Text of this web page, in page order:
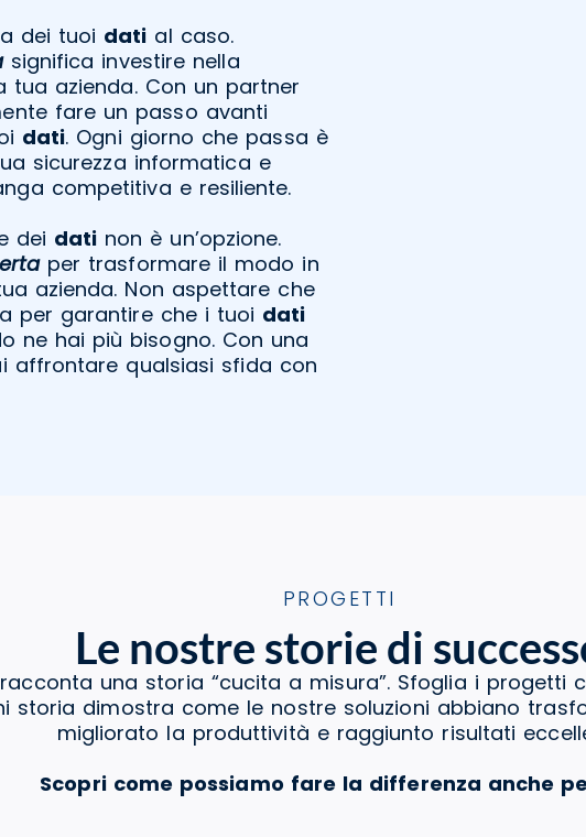
dei tuoi dati al caso.
significa investire nella
tua azienda. Con un partner
fare un passo avanti
dati. Ogni giorno che passa è
sicurezza informatica e
competitiva e resiliente.
dei dati non è un’opzione.
per trasformare il modo in
azienda. Non aspettare che
per garantire che i tuoi dati
ne hai più bisogno. Con una
affrontare qualsiasi sfida con
PROGETTI
Le nostre storie di
una storia “cucita a misura”. Sfoglia i progetti
storia dimostra come le nostre soluzioni abbiano
migliorato la produttività e raggiunto risultati
Scopri come possiamo fare la differenza anche